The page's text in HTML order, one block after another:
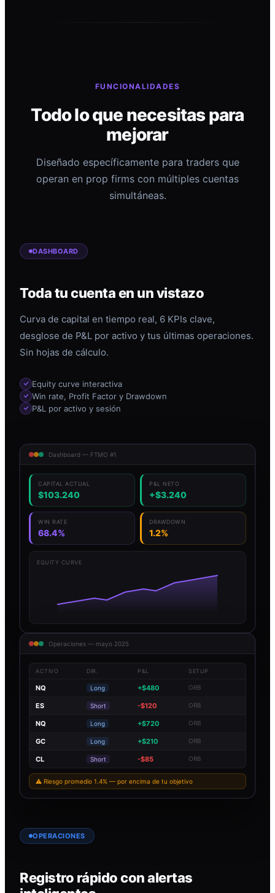
FUNCIONALIDADES
Todo lo que necesitas para
mejorar
Diseñado específicamente para traders que
operan en prop firms con múltiples cuentas
simultáneas.
DASHBOARD
Toda tu cuenta en un vistazo
Curva de capital en tiempo real, 6 KPIs clave,
desglose de P&L por activo y tus últimas operaciones.
Sin hojas de cálculo.
Equity curve interactiva
Win rate, Profit Factor y Drawdown
P&L por activo y sesión
Dashboard — FTMO #1
CAPITAL ACTUAL
$103.240
P&L NETO
+$3.240
WIN RATE
68.4%
DRAWDOWN
1.2%
EQUITY CURVE
Operaciones — mayo 2025
ACTIVO DIR. P&L SETUP
NQ Long +$480 ORB
ES Short -$120 ORB
NQ Long +$720 ORB
GC Long +$210 ORB
CL Short -$85 ORB
⚠ Riesgo promedio 1.4% — por encima de tu objetivo
OPERACIONES
Registro rápido con alertas